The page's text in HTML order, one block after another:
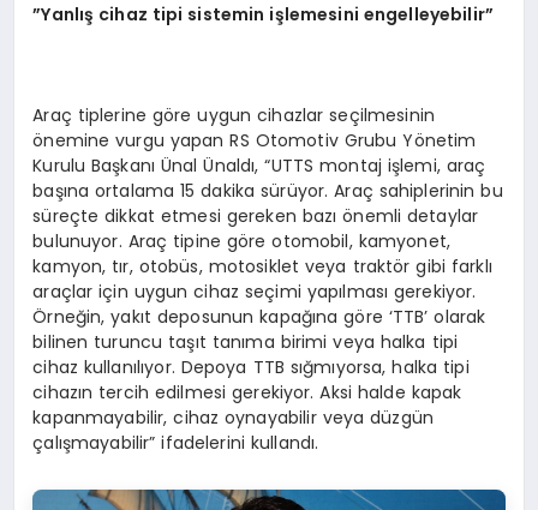
”Yanlış cihaz tipi sistemin işlemesini engelleyebilir”
Araç tiplerine göre uygun cihazlar seçilmesinin
önemine vurgu yapan RS Otomotiv Grubu Yönetim
Kurulu Başkanı Ünal Ünaldı, “UTTS montaj işlemi, araç
başına ortalama 15 dakika sürüyor. Araç sahiplerinin bu
süreçte dikkat etmesi gereken bazı önemli detaylar
bulunuyor. Araç tipine göre otomobil, kamyonet,
kamyon, tır, otobüs, motosiklet veya traktör gibi farklı
araçlar için uygun cihaz seçimi yapılması gerekiyor.
Örneğin, yakıt deposunun kapağına göre ‘TTB’ olarak
bilinen turuncu taşıt tanıma birimi veya halka tipi
cihaz kullanılıyor. Depoya TTB sığmıyorsa, halka tipi
cihazın tercih edilmesi gerekiyor. Aksi halde kapak
kapanmayabilir, cihaz oynayabilir veya düzgün
çalışmayabilir” ifadelerini kullandı.